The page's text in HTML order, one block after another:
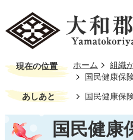
現在の位置 ホーム 組織
国民健康保
あしあと 国民健康保
国民健康